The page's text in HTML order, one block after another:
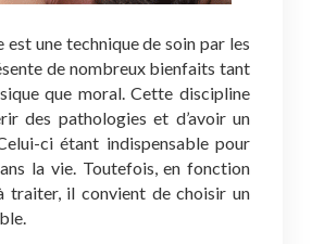
une technique de soin par les
de nombreux bienfaits tant
que moral. Cette discipline
des pathologies et d’avoir un
ci étant indispensable pour
la vie. Toutefois, en fonction
traiter, il convient de choisir un